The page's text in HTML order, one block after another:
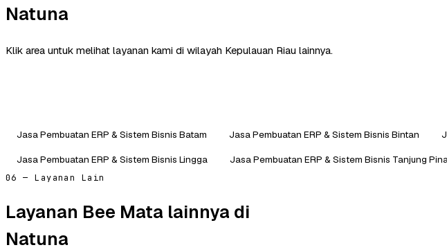
Natuna
Klik area untuk melihat layanan kami di wilayah Kepulauan Riau lainnya.
Jasa Pembuatan ERP & Sistem Bisnis Batam Jasa Pembuatan ERP & Sistem Bisnis Bintan
Jasa Pembuatan ERP & Sistem Bisnis Lingga
Jasa Pembuatan ERP & Sistem Bisnis Tanjung
06 — Layanan Lain
Layanan Bee Mata lainnya di
Natuna